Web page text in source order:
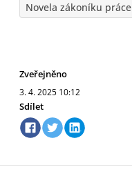
Novela zákoníku práce
Zveřejněno
3. 4. 2025 10:12
Sdílet